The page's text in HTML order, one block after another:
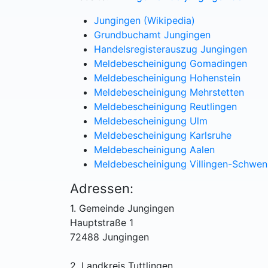
Jungingen (Wikipedia)
Grundbuchamt Jungingen
Handelsregisterauszug Jungingen
Meldebescheinigung Gomadingen
Meldebescheinigung Hohenstein
Meldebescheinigung Mehrstetten
Meldebescheinigung Reutlingen
Meldebescheinigung Ulm
Meldebescheinigung Karlsruhe
Meldebescheinigung Aalen
Meldebescheinigung Villingen-
Adressen:
1. Gemeinde Jungingen
Hauptstraße 1
72488 Jungingen
2. Landkreis Tuttlingen